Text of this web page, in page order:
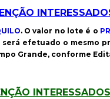
. O valor no lote é o
efetuado o mesmo
Grande, conforme